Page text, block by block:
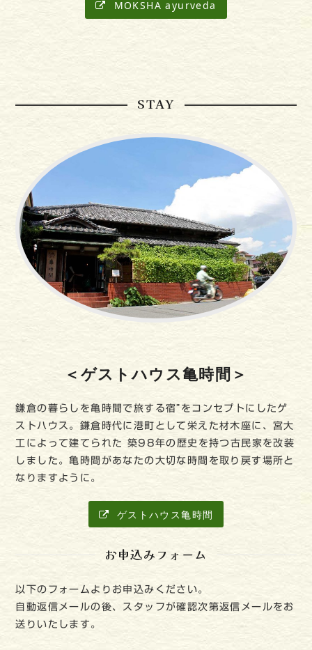
MOKSHA ayurveda
STAY
＜ゲストハウス亀時間＞
鎌倉の暮らしを亀時間で旅する宿”をコンセプトにしたゲ
ストハウス。鎌倉時代に港町として栄えた材木座に、宮大
工によって建てられた 築98年の歴史を持つ古民家を改装
しました。亀時間があなたの大切な時間を取り戻す場所と
なりますように。
ゲストハウス亀時間
お申込みフォーム
以下のフォームよりお申込みください。
自動返信メールの後、スタッフが確認次第返信メールをお
送りいたします。